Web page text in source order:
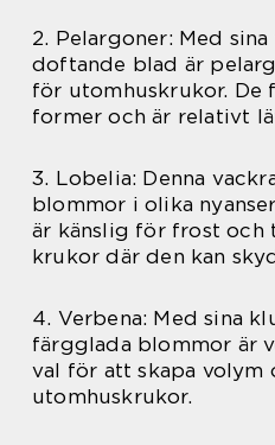
2. Pelargoner: Med
doftande blad är
för utomhuskrukor. De
former och är relativt
3. Lobelia: Denna
blommor i olika
är känslig för frost och
krukor där den kan
4. Verbena: Med sina
färgglada blommor är
val för att skapa volym
utomhuskrukor.